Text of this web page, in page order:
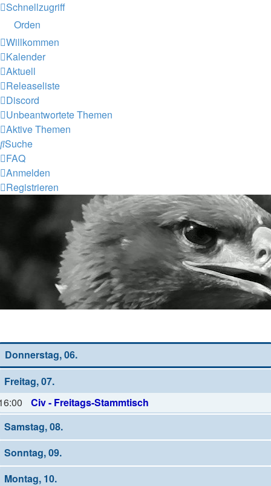
Schnellzugriff
Orden
Willkommen
Kalender
Aktuell
Releaseliste
Discord
Unbeantwortete Themen
Aktive Themen
Suche
FAQ
Anmelden
Registrieren
Donnerstag, 06.
Freitag, 07.
Civ - Freitags-Stammtisch
Samstag, 08.
Sonntag, 09.
Montag, 10.